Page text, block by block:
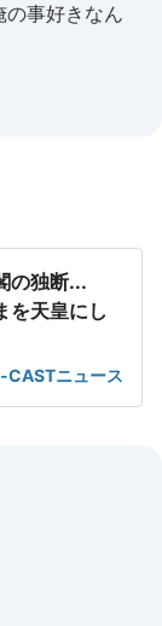
の事好きなん
の独断...
を天皇にし
CASTニュース